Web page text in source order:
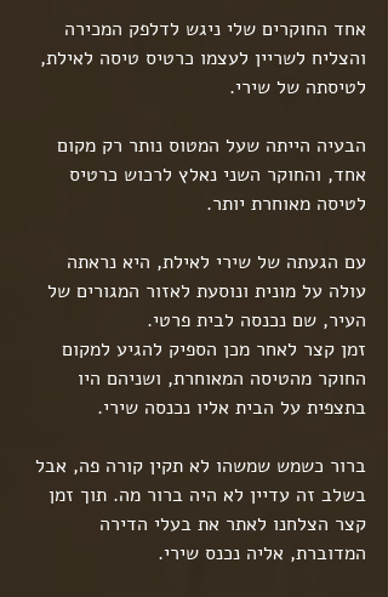
אחד החוקרים שלי ניגש לדלפק המכירה
והצליח לשריין לעצמו כרטיס טיסה לאילת,
לטיסתה של שירי.
הבעיה הייתה שעל המטוס נותר רק מקום
אחד, והחוקר השני נאלץ לרכוש כרטיס
לטיסה מאוחרת יותר.
עם הגעתה של שירי לאילת, היא נראתה
עולה על מונית ונוסעת לאזור המגורים של
העיר, שם נכנסה לבית פרטי.
זמן קצר לאחר מכן הספיק להגיע למקום
החוקר מהטיסה המאוחרת, ושניהם היו
בתצפית על הבית אליו נכנסה שירי.
ברור כשמש שמשהו לא תקין קורה פה, אבל
בשלב זה עדיין לא היה ברור מה. תוך זמן
קצר הצלחנו לאתר את בעלי הדירה
המדוברת, אליה נכנס שירי.